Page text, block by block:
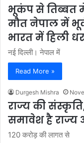
भूकंप से तिब्बत में
मौत नेपाल में
भारत में हिली
नई दिल्ली। नेपाल में
Read More »
Durgesh Mishra
राज्य की
समावेश है राज्य
120 करोड़ की लागत से